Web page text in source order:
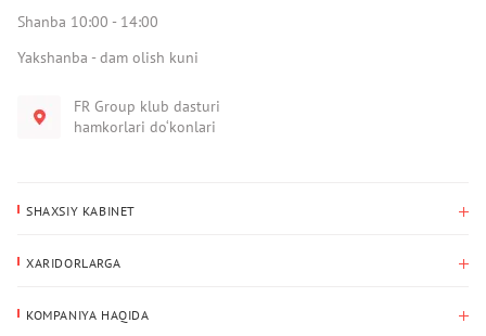
Shanba 10:00 - 14:00
Yakshanba - dam olish kuni
FR Group klub dasturi
hamkorlari do‘konlari
SHAXSIY KABINET
Yetkazib berish manzili
XARIDORLARGA
KOMPANIYA HAQIDA